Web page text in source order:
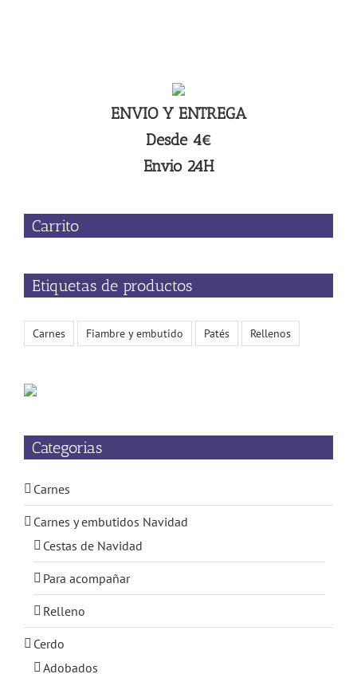
ENVIO Y ENTREGA
Desde 4€
Envio 24H
Carrito
Etiquetas de productos
Carnes Fiambre y embutido Patés Rellenos
Categorias
Carnes
Carnes y embutidos Navidad
Cestas de Navidad
Para acompañar
Relleno
Cerdo
Adobados